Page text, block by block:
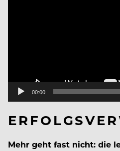
00:00
Mehr geht fast nicht: die